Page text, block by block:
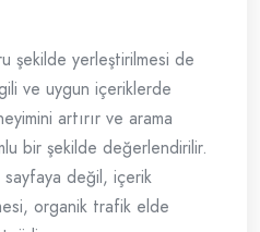
şekilde yerleştirilmesi de
ve uygun içeriklerde
artırır ve arama
bir şekilde değerlendirilir.
değil, içerik
organik trafik elde